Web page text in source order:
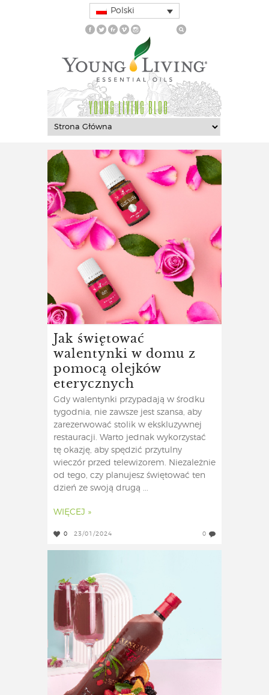
Polski
YOUNG LIVING BLOG
Jak świętować
walentynki w domu z
pomocą olejków
eterycznych
Gdy walentynki przypadają w środku
tygodnia, nie zawsze jest szansa, aby
zarezerwować stolik w ekskluzywnej
restauracji. Warto jednak wykorzystać
tę okazję, aby spędzić przytulny
wieczór przed telewizorem. Niezależnie
od tego, czy planujesz świętować ten
dzień ze swoją drugą ...
WIĘCEJ »
0 23/01/2024 0